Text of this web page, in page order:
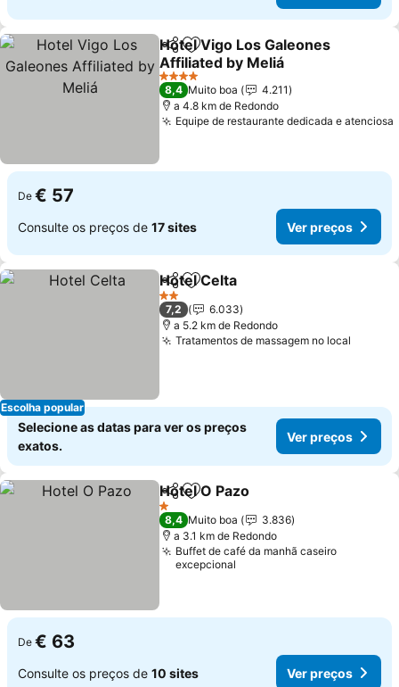
PartilharAdicionar aos favoritos
Hotel Vigo Los Galeones
Affiliated by Meliá
4 Estrelas
8,4 Muito boa
4.211
a 4.8 km de Redondo
Equipe de restaurante dedicada e atenciosa
De € 57
Consulte os preços de 17 sites Ver preços
Escolha popular
PartilharAdicionar aos favoritos
Hotel Celta
2 Estrelas
7,2
6.033
a 5.2 km de Redondo
Tratamentos de massagem no local
Selecione as datas para ver os preços
exatos.
Ver preços
PartilharAdicionar aos favoritos
Hotel O Pazo
1 Estrelas
8,4 Muito boa
3.836
a 3.1 km de Redondo
Buffet de café da manhã caseiro
excepcional
De € 63
Consulte os preços de 10 sites Ver preços